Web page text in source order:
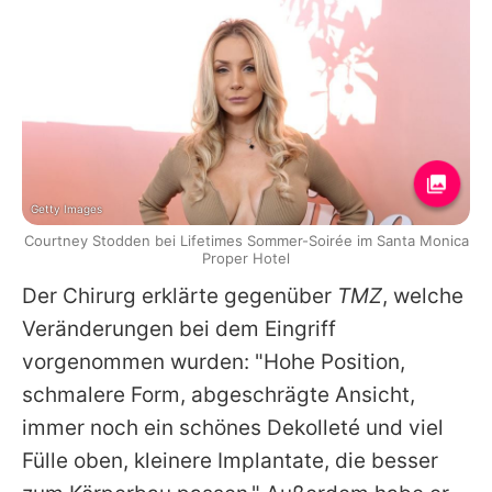
Der Chirurg erklärte gegenüber TMZ, welche
Veränderungen bei dem Eingriff
vorgenommen wurden: "Hohe Position,
schmalere Form, abgeschrägte Ansicht,
immer noch ein schönes Dekolleté und viel
Fülle oben, kleinere Implantate, die besser
Getty Images
Courtney Stodden bei Lifetimes Sommer-Soirée im Santa Monica
Proper Hotel